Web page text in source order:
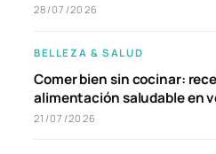
28/07/2026
BELLEZA & SALUD
Comer bien sin cocinar:
alimentación saludable en
21/07/2026